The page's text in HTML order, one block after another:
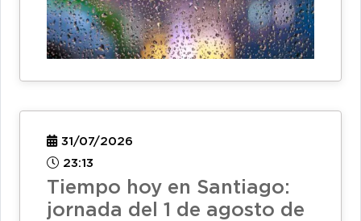
31/07/2026
23:13
Tiempo hoy en Santiago:
jornada del 1 de agosto de